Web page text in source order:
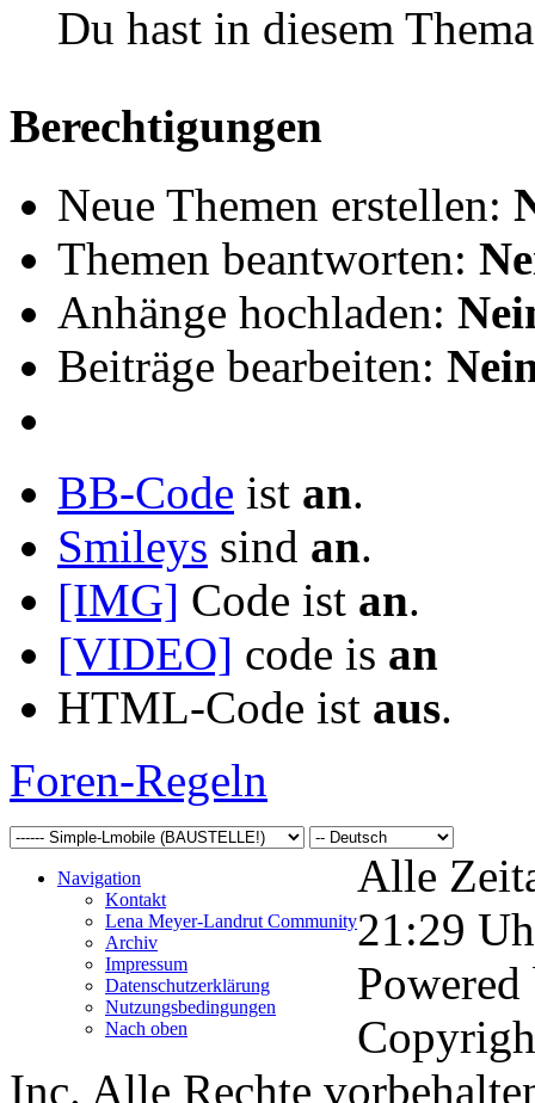
Du hast in diesem
Berechtigungen
Neue Themen erstellen:
Themen beantworten:
Anhänge hochladen:
Beiträge bearbeiten:
BB-Code ist an.
Smileys sind an.
[IMG] Code ist an.
[VIDEO] code is an
HTML-Code ist aus.
Foren-Regeln
Navigation
Kontakt
Lena Meyer-Landrut Community
Archiv
Impressum
Datenschutzerklärung
Nutzungsbedingungen
Nach oben
Alle
21:29
Inc. Alle Rechte